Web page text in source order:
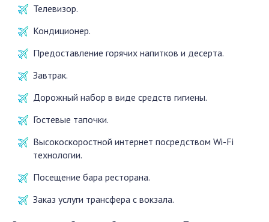
Телевизор.
Кондиционер.
Предоставление горячих напитков и десерта.
Завтрак.
Дорожный набор в виде средств гигиены.
Гостевые тапочки.
Высокоскоростной интернет посредством Wi-Fi
технологии.
Посещение бара ресторана.
Заказ услуги трансфера с вокзала.